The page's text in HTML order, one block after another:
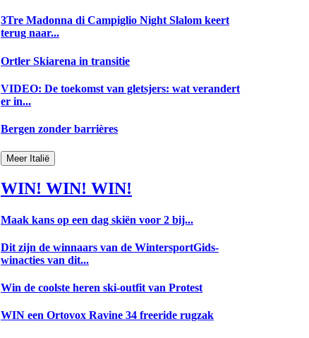
3Tre Madonna di Campiglio Night Slalom keert
terug naar...
Ortler Skiarena in transitie
VIDEO: De toekomst van gletsjers: wat verandert
er in...
Bergen zonder barrières
Meer Italië
WIN! WIN! WIN!
Maak kans op een dag skiën voor 2 bij...
Dit zijn de winnaars van de WintersportGids-
winacties van dit...
Win de coolste heren ski-outfit van Protest
WIN een Ortovox Ravine 34 freeride rugzak